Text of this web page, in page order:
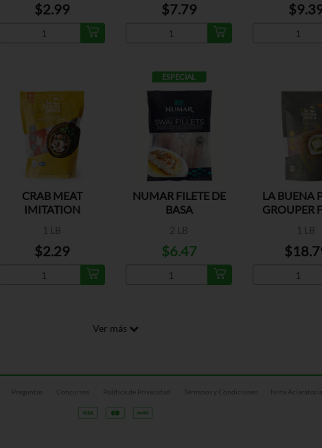
$2.99 $7.79
CRAB MEAT
IMITATION
1 LB
$2.29
ESPECIAL
NUMAR FILETE DE
BASA
2 LB
$6.47
LA BUENA
GROUPER
1 LB
Ver más
Preguntas Política de Privacidad Nota Aclaratoria